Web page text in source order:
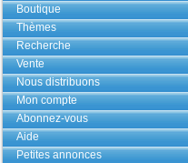
Boutique
Thèmes
Recherche
Vente
Nous distribuons
Mon compte
Abonnez-vous
Aide
Petites annonces